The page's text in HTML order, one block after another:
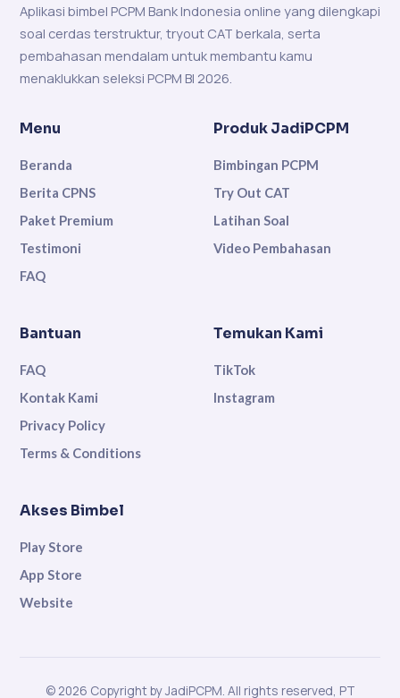
Aplikasi bimbel PCPM Bank Indonesia online yang dilengkapi
soal cerdas terstruktur, tryout CAT berkala, serta
pembahasan mendalam untuk membantu kamu
menaklukkan seleksi PCPM BI 2026.
Menu
Beranda
Berita CPNS
Paket Premium
Testimoni
FAQ
Produk JadiPCPM
Bimbingan PCPM
Try Out CAT
Latihan Soal
Video Pembahasan
Bantuan
FAQ
Kontak Kami
Privacy Policy
Terms & Conditions
Temukan Kami
TikTok
Instagram
Akses Bimbel
Play Store
App Store
Website
© 2026 Copyright by JadiPCPM. All rights reserved, PT